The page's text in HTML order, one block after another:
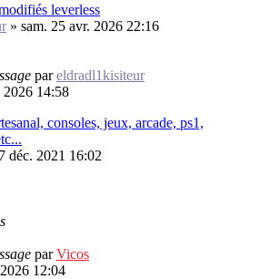
leverless
» sam. 25 avr. 2026 22:16
pareldradl1kisiteur
2026 14:58
consoles, jeux, arcade, ps1,
déc. 2021 16:02
parVicos
12:04